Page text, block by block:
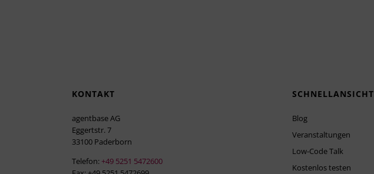
KONTAKT
agentbase AG
Eggertstr. 7
33100 Paderborn
Telefon: +49 5251 5472600
SCHNELLANSICHT
Blog
Veranstaltungen
Low-Code Talk
Kostenlos testen